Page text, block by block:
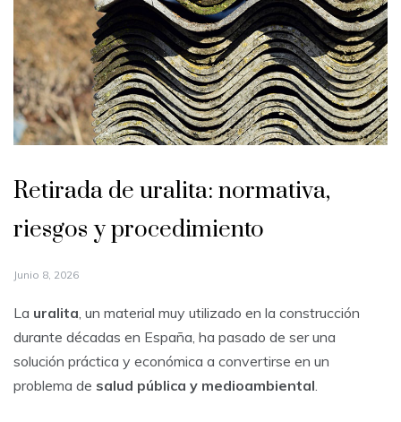
Retirada de uralita: normativa,
riesgos y procedimiento
Junio 8, 2026
La uralita, un material muy utilizado en la construcción
durante décadas en España, ha pasado de ser una
solución práctica y económica a convertirse en un
problema de salud pública y medioambiental.